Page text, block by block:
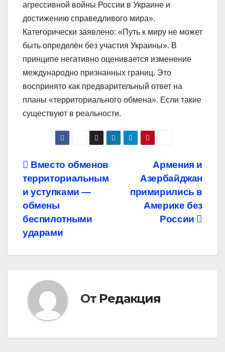
агрессивной войны России в Украине и
достижению справедливого мира».
Категорически заявлено: «Путь к миру не может
быть определён без участия Украины». В
принципе негативно оценивается изменение
международно признанных границ. Это
воспринято как предварительный ответ на
планы «территориального обмена». Если такие
существуют в реальности.
Навигация
по
записям
Армения и
Азербайджан
примирились в
Америке без
России
Вместо обменов
территориальным
и уступками —
обмены
беспилотными
ударами
От Редакция